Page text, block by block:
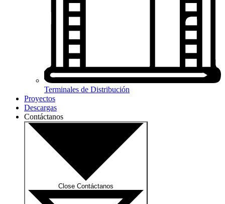
Terminales de Distribución
Proyectos
Descargas
Contáctanos
Close Contáctanos